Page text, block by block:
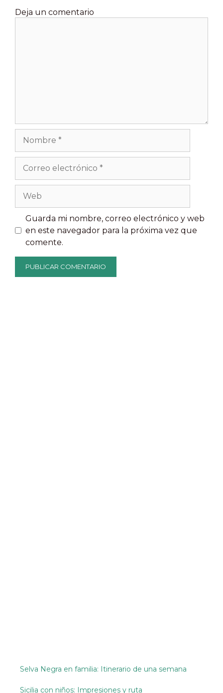
Deja un comentario
electrónico
Guarda mi nombre, correo electrónico y web
en este navegador para la próxima vez que
comente.
Selva Negra en familia: Itinerario de una semana
Sicilia con niños: Impresiones y ruta